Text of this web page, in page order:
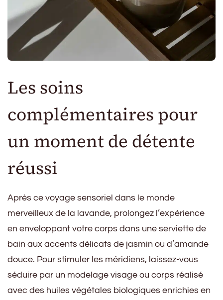
Les soins
complémentaires pour
un moment de détente
réussi
Après ce voyage sensoriel dans le monde
merveilleux de la lavande, prolongez l’expérience
en enveloppant votre corps dans une serviette de
bain aux accents délicats de jasmin ou d’amande
douce. Pour stimuler les méridiens, laissez-vous
séduire par un modelage visage ou corps réalisé
avec des huiles végétales biologiques enrichies en